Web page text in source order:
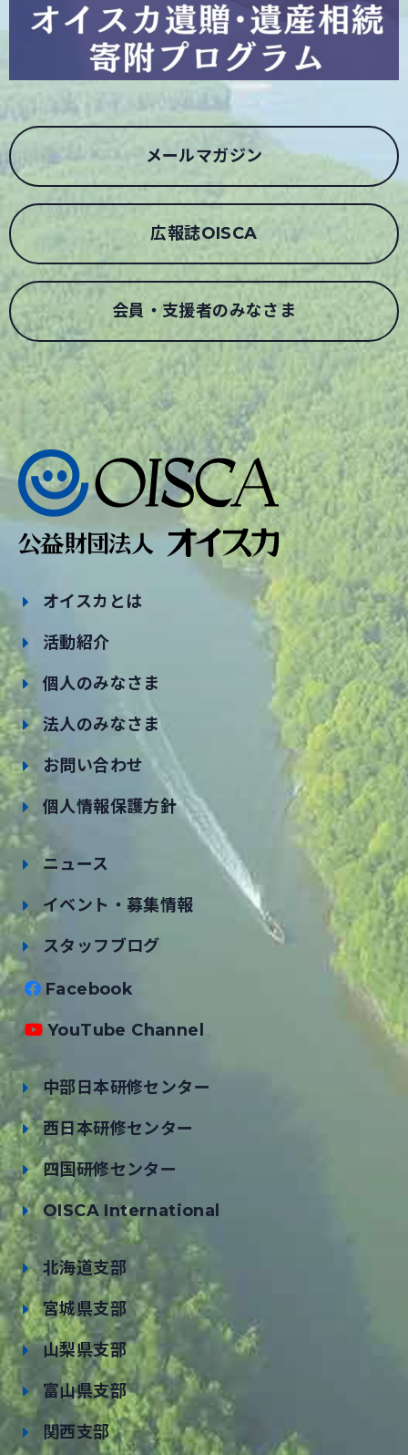
メールマガジン
広報誌OISCA
会員・支援者のみなさま
オイスカとは
活動紹介
個人のみなさま
法人のみなさま
お問い合わせ
個人情報保護方針
ニュース
イベント・募集情報
スタッフブログ
Facebook
YouTube Channel
中部日本研修センター
西日本研修センター
四国研修センター
OISCA International
北海道支部
宮城県支部
山梨県支部
富山県支部
関西支部